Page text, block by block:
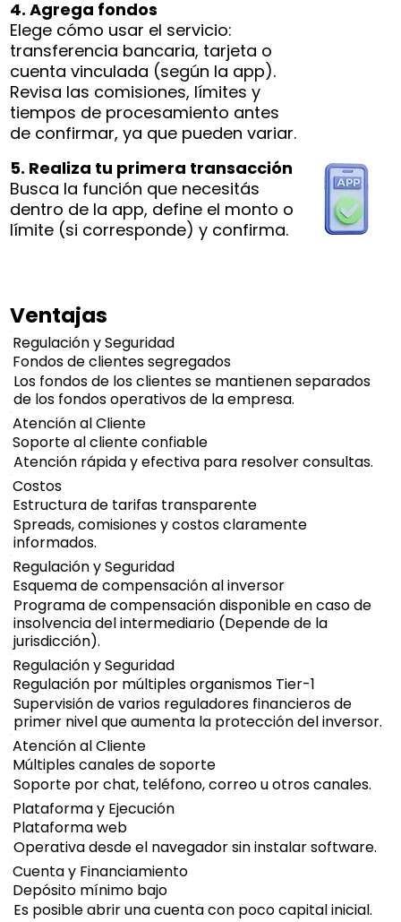
4. Agrega fondos
Elege cómo usar el servicio:
transferencia bancaria, tarjeta o
cuenta vinculada (según la app).
Revisa las comisiones, límites y
tiempos de procesamiento antes
de confirmar, ya que pueden variar.
5. Realiza tu primera transacción
Busca la función que necesitás
dentro de la app, define el monto o
límite (si corresponde) y confirma.
Ventajas
Regulación y Seguridad
Fondos de clientes segregados
Los fondos de los clientes se mantienen separados
de los fondos operativos de la empresa.
Atención al Cliente
Soporte al cliente confiable
Atención rápida y efectiva para resolver consultas.
Costos
Estructura de tarifas transparente
Spreads, comisiones y costos claramente
informados.
Regulación y Seguridad
Esquema de compensación al inversor
Programa de compensación disponible en caso de
insolvencia del intermediario (Depende de la
jurisdicción).
Regulación y Seguridad
Regulación por múltiples organismos Tier-1
Supervisión de varios reguladores financieros de
primer nivel que aumenta la protección del inversor.
Atención al Cliente
Múltiples canales de soporte
Soporte por chat, teléfono, correo u otros canales.
Plataforma y Ejecución
Plataforma web
Operativa desde el navegador sin instalar software.
Cuenta y Financiamiento
Depósito mínimo bajo
Es posible abrir una cuenta con poco capital inicial.